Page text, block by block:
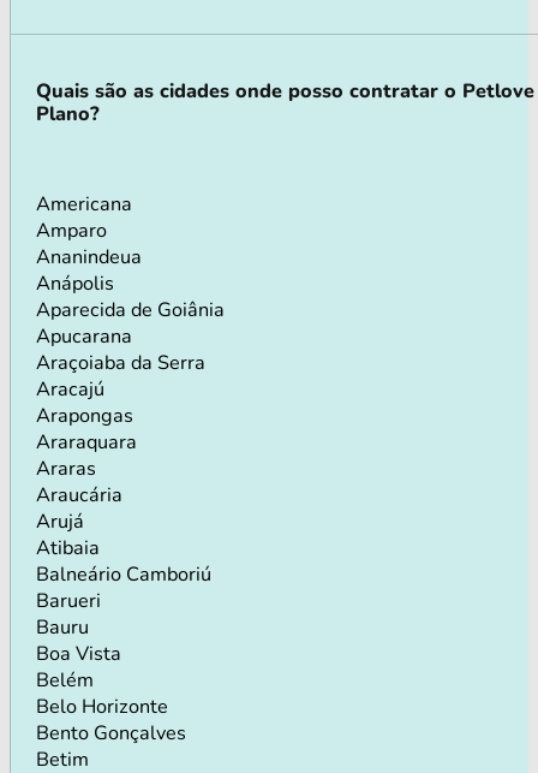
Quais são as cidades onde posso contratar o Petlove
Plano?
Americana
Amparo
Ananindeua
Anápolis
Aparecida de Goiânia
Apucarana
Araçoiaba da Serra
Aracajú
Arapongas
Araraquara
Araras
Araucária
Arujá
Atibaia
Balneário Camboriú
Barueri
Bauru
Boa Vista
Belém
Belo Horizonte
Bento Gonçalves
Betim